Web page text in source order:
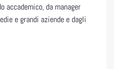
accademico, da manager
e grandi aziende e dagli